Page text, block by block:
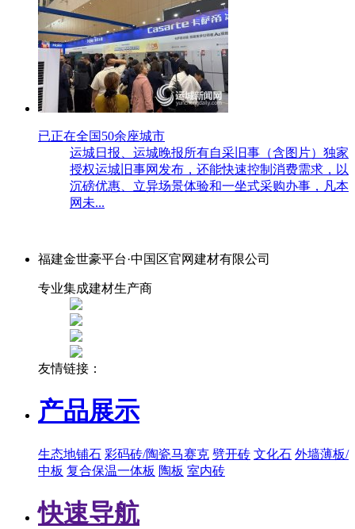
已正在全国50余座城市
运城日报、运城晚报所有自采旧事（含图片）独家
授权运城旧事网发布，还能快速控制消费需求，以
沉磅优惠、立异场景体验和一坐式采购办事，凡本
网未...
福建金世豪平台·中国区官网建材有限公司
专业集成建材生产商
友情链接：
产品展示
生态地铺石 彩码砖/陶瓷马赛克 劈开砖 文化石 外墙薄板/
中板 复合保温一体板 陶板 室内砖
快速导航